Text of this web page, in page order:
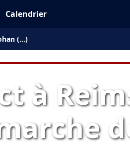
Calendrier
(…)
à